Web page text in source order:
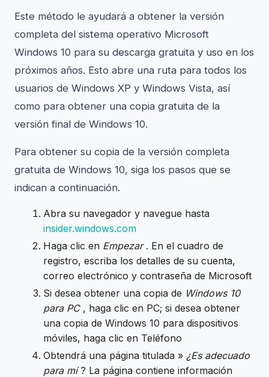
Este método le ayudará a obtener la versión
completa del sistema operativo Microsoft
Windows 10 para su descarga gratuita y uso en los
próximos años. Esto abre una ruta para todos los
usuarios de Windows XP y Windows Vista, así
como para obtener una copia gratuita de la
versión final de Windows 10.
Para obtener su copia de la versión completa
gratuita de Windows 10, siga los pasos que se
indican a continuación.
Abra su navegador y navegue hasta
insider.windows.com
Haga clic en Empezar. En el cuadro de
registro, escriba los detalles de su cuenta,
correo electrónico y contraseña de Microsoft
Si desea obtener una copia de Windows 10
para PC, haga clic en PC; si desea obtener
una copia de Windows 10 para dispositivos
móviles, haga clic en Teléfono
Obtendrá una página titulada » ¿Es adecuado
para mí? La página contiene información